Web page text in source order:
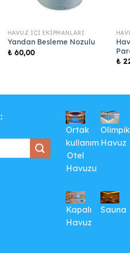
HAVUZ İÇI EKIPMANLARI
Yandan Besleme Nozulu
₺60,00
₺
Ortak
kullanım
Otel
Havuzu
Olimpik
Havuz
Kapalı
Havuz
Sauna